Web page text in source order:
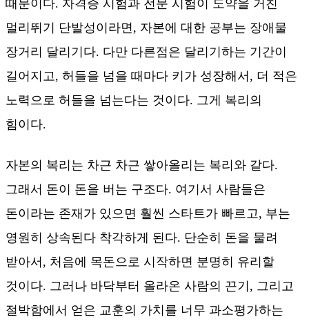
때문이다. 자격증 시험과 전문 시험이 도약을 거친
멀리뛰기 단발성이라면, 자본에 대한 공부는 장애물
장거리 달리기다. 다만 다른점은 달리기하는 기간이
길어지고, 허들을 넘을 때마다 키가 성장해서, 더 적은
노력으로 허들을 넘는다는 것이다. 그게 복리의
힘이다.
자본의 복리는 차근 차근 쌓아올리는 복리와 같다.
그래서 돈이 돈을 버는 구조다. 여기서 사람들은
돈이라는 존재가 있으면 훨씬 스타트가 빠르고, 부는
영원히 상속된다 착각하게 된다. 단순히 돈을 물려
받아서, 처음에 목돈으로 시작하면 분명히 유리할
것이다. 그러나 바닥부터 올라온 사람의 끈기, 그리고
절박함에서 얻은 교훈의 가치를 너무 과소평가하는